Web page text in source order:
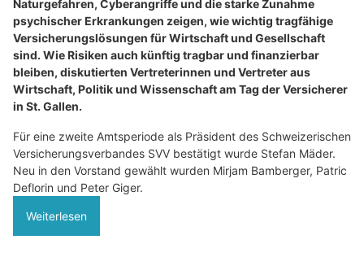
Naturgefahren, Cyberangriffe und die starke Zunahme
psychischer Erkrankungen zeigen, wie wichtig tragfähige
Versicherungslösungen für Wirtschaft und Gesellschaft
sind. Wie Risiken auch künftig tragbar und finanzierbar
bleiben, diskutierten Vertreterinnen und Vertreter aus
Wirtschaft, Politik und Wissenschaft am Tag der Versicherer
in St. Gallen.
Für eine zweite Amtsperiode als Präsident des Schweizerischen
Versicherungsverbandes SVV bestätigt wurde Stefan Mäder.
Neu in den Vorstand gewählt wurden Mirjam Bamberger, Patric
Deflorin und Peter Giger.
Weiterlesen